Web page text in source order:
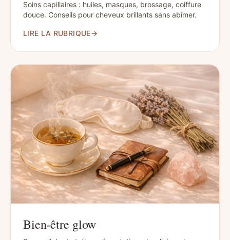
Soins capillaires : huiles, masques, brossage, coiffure
douce. Conseils pour cheveux brillants sans abîmer.
LIRE LA RUBRIQUE→
Bien-être glow